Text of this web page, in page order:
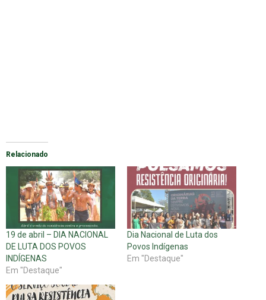
Relacionado
19 de abril – DIA NACIONAL
DE LUTA DOS POVOS
INDÍGENAS
Em "Destaque"
Dia Nacional de Luta dos
Povos Indígenas
Em "Destaque"